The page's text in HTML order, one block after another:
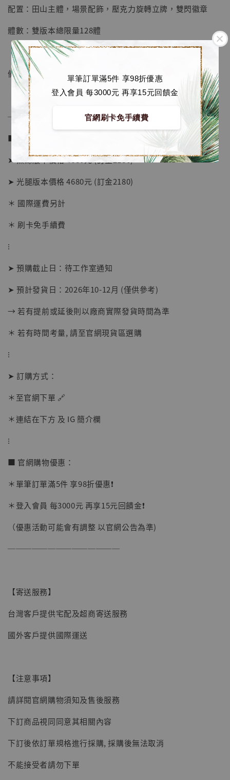
單筆訂單滿5件 享98折優惠
登入會員 每3000元 再享15元回饋金
官網刷卡免手續費
NT$ 1,870
【現貨】BJSTUDIO 1/6系列可動蒐藏人偶 讓
NT$ 4,980
NT$ 5,300
配置：田山主體，場景配飾，壓克力旋轉立牌，雙閃徽章
體數：雙版本總限量128體
備註：先行預購送田山小姐壓克力旋轉立牌+雙閃徽章一套
──────────────
■ 販售資訊 (NT$)：
➤ 黑絲版本價格 4680元 (訂金2180)
➤ 光腿版本價格 4680元 (訂金2180)
＊ 國際運費另計
＊ 刷卡免手續費
⁝
➤ 預購截止日：待工作室通知
➤ 預計發貨日：2026年10-12月 (僅供參考)
→ 若有提前或延後則以廠商實際發貨時間為準
＊ 若有時間考量, 請至官網現貨區選購
⁝
➤ 訂購方式：
＊至官網下單 🔗
＊連結在下方 及 IG 簡介欄
⁝
■ 官網購物優惠：
＊單筆訂單滿5件 享98折優惠❗️
＊登入會員 每3000元 再享15元回饋金❗️
（優惠活動可能會有調整 以官網公告為準)
──────────────
【寄送服務】
台灣客戶提供宅配及超商寄送服務
國外客戶提供國際運送
【注意事項】
請詳閱官網購物須知及售後服務
下訂商品視同同意其相關內容
下訂後依訂單規格進行採購, 採購後無法取消
不能接受者請勿下單